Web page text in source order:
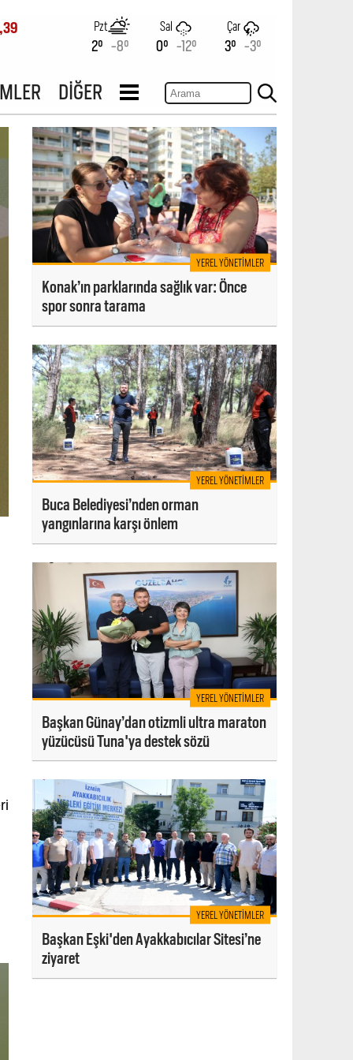
Pzt
2° -8°
Sal
0° -12°
Çar
3° -3°
DİĞER
YEREL YÖNETIMLER
Konak’ın parklarında sağlık var: Önce
spor sonra tarama
YEREL YÖNETIMLER
Buca Belediyesi’nden orman
yangınlarına karşı önlem
YEREL YÖNETIMLER
Başkan Günay’dan otizmli ultra maraton
yüzücüsü Tuna'ya destek sözü
YEREL YÖNETIMLER
Başkan Eşki'den Ayakkabıcılar Sitesi’ne
ziyaret